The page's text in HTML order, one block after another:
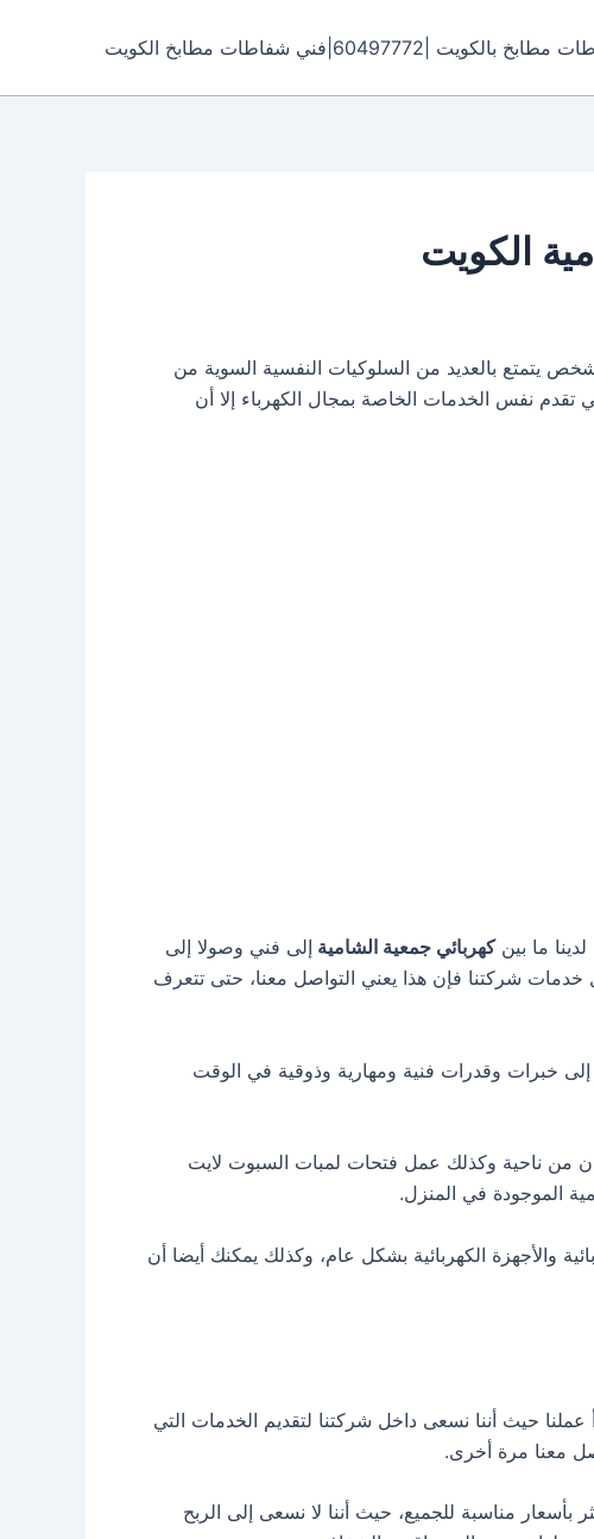
بالكويت |60497772|فني شفاطات مطابخ الكويت
يتمتع بالعديد من السلوكيات النفسية السوية من
نفس الخدمات الخاصة بمجال الكهرباء إلا أن
ما بينكهربائي جمعية الشامية إلى فني وصولا إلى
شركتنا فإن هذا يعني التواصل معنا، حتى تتعرف
خبرات وقدرات فنية ومهارية وذوقية في الوقت
من ناحية وكذلك عمل فتحات لمبات السبوت لايت
الموجودة في المنزل.
والأجهزة الكهربائية بشكل عام، وكذلك يمكنك أيضا أن
حيث أننا نسعى داخل شركتنا لتقديم الخدمات التي
معنا مرة أخرى.
مناسبة للجميع، حيث أننا لا نسعى إلى الربح